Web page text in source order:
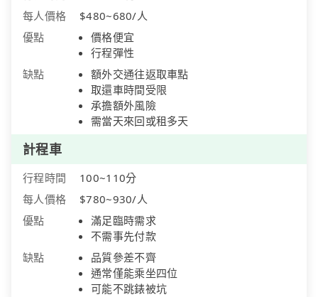
每人價格
$480~680/人
優點
價格便宜
行程彈性
缺點
額外交通往返取車點
取還車時間受限
承擔額外風險
需當天來回或租多天
計程車
行程時間
100~110分
每人價格
$780~930/人
優點
滿足臨時需求
不需事先付款
缺點
品質參差不齊
通常僅能乘坐四位
可能不跳錶被坑